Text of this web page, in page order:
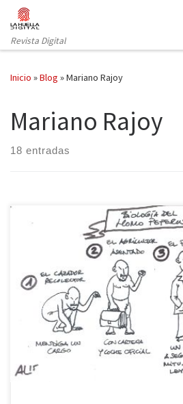
Saltar al contenido
Revista Digital
Inicio »Blog »Mariano Rajoy
Mariano Rajoy
18 entradas
El Homo peperus nace, crece a la
relumbrón (Fraga, Aznar, Aguirre), se
en Suiza) y, cuando se descubre que,
súper héroe no llega ni a la categoría de
desaparece. En el proceso, eso sí, se